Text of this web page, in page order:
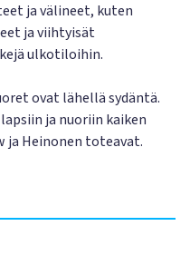
ja välineet, kuten
ja viihtyisät
ulkotiloihin.
ovat lähellä sydäntä.
ja nuoriin kaiken
ja Heinonen toteavat.